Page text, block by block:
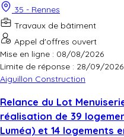
35 - Rennes
Travaux de bâtiment
Appel d'offres ouvert
Mise en ligne : 08/08/2026
Limite de réponse : 28/09/2026
Aiguillon Construction
Relance du Lot
réalisation de 39
Luméa) et 14 logements